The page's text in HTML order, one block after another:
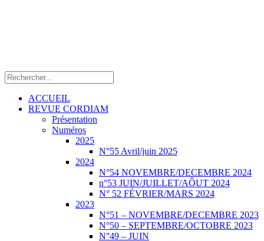
ACCUEIL
REVUE CORDIAM
Présentation
Numéros
2025
N°55 Avril/juin 2025
2024
N°54 NOVEMBRE/DECEMBRE 2024
n°53 JUIN/JUILLET/AÔUT 2024
N° 52 FÉVRIER/MARS 2024
2023
N°51 – NOVEMBRE/DECEMBRE 2023
N°50 – SEPTEMBRE/OCTOBRE 2023
N°49 – JUIN